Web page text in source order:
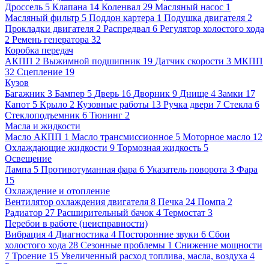
Дроссель 5 Клапана 14 Коленвал 29 Масляный насос 1
Масляный фильтр 5 Поддон картера 1 Подушка двигателя 2
Прокладки двигателя 2 Распредвал 6 Регулятор холостого хода
2 Ремень генератора 32
Коробка передач
АКПП 2 Выжимной подшипник 19 Датчик скорости 3 МКПП
32 Сцепление 19
Кузов
Багажник 3 Бампер 5 Дверь 16 Дворник 9 Днище 4 Замки 17
Капот 5 Крыло 2 Кузовные работы 13 Ручка двери 7 Стекла 6
Стеклоподъемник 6 Тюнинг 2
Масла и жидкости
Масло АКПП 1 Масло трансмиссионное 5 Моторное масло 12
Охлаждающие жидкости 9 Тормозная жидкость 5
Освещение
Лампа 5 Противотуманная фара 6 Указатель поворота 3 Фара
15
Охлаждение и отопление
Вентилятор охлаждения двигателя 8 Печка 24 Помпа 2
Радиатор 27 Расширительный бачок 4 Термостат 3
Перебои в работе (неисправности)
Вибрация 4 Диагностика 4 Посторонние звуки 6 Сбои
холостого хода 28 Сезонные проблемы 1 Снижение мощности
7 Троение 15 Увеличенный расход топлива, масла, воздуха 4